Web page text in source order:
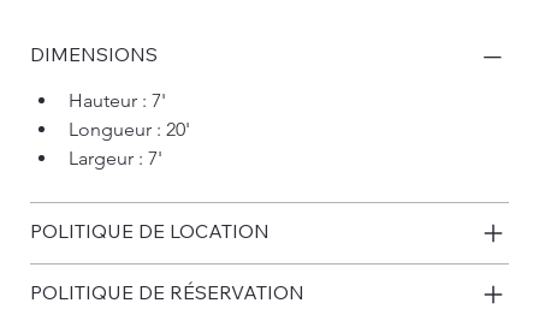
DIMENSIONS
Hauteur : 7'
Longueur : 20'
Largeur : 7'
POLITIQUE DE LOCATION
POLITIQUE DE RÉSERVATION